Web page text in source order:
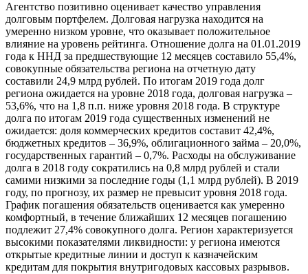
Агентство позитивно оценивает качество управления
долговым портфелем. Долговая нагрузка находится на
умеренно низком уровне, что оказывает положительное
влияние на уровень рейтинга. Отношение долга на 01.01.2019
года к ННД за предшествующие 12 месяцев составило 55,4%,
совокупные обязательства региона на отчетную дату
составили 24,9 млрд рублей. По итогам 2019 года долг
региона ожидается на уровне 2018 года, долговая нагрузка –
53,6%, что на 1,8 п.п. ниже уровня 2018 года. В структуре
долга по итогам 2019 года существенных изменений не
ожидается: доля коммерческих кредитов составит 42,4%,
бюджетных кредитов – 36,9%, облигационного займа – 20,0%,
государственных гарантий – 0,7%. Расходы на обслуживание
долга в 2018 году сократились на 0,8 млрд рублей и стали
самими низкими за последние годы (1,1 млрд рублей). В 2019
году, по прогнозу, их размер не превысит уровня 2018 года.
График погашения обязательств оценивается как умеренно
комфортный, в течение ближайших 12 месяцев погашению
подлежит 27,4% совокупного долга. Регион характеризуется
высокими показателями ликвидности: у региона имеются
открытые кредитные линии и доступ к казначейским
кредитам для покрытия внутригодовых кассовых разрывов.